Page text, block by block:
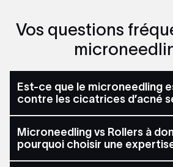
Vos questions
Est-ce que le microneedling
contre les cicatrices d’acné
Microneedling vs Rollers à
pourquoi choisir une